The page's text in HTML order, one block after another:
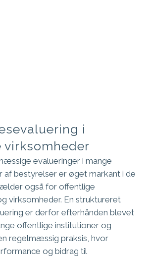
i
evalueringer i mange
af bestyrelser er øget markant i de
også for offentlige
virksomheder. En struktureret
er derfor efterhånden blevet
offentlige institutioner og
regelmæssig praksis, hvor
og bidrag til